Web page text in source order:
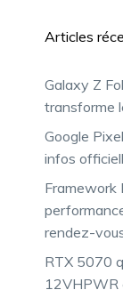
Articles
Galaxy Z
transforme
Google
infos
Framework
rendez-
RTX 5070
12VHPWR